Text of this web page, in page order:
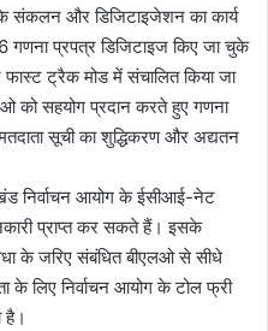
संकलन और डिजिटाइजेशन का कार्य
प्रपत्र डिजिटाइज किए जा चुके
ट्रैक मोड में संचालित किया जा
को सहयोग प्रदान करते हुए गणना
सूची का शुद्धिकरण और अद्यतन
निर्वाचन आयोग के ईसीआई-नेट
प्राप्त कर सकते हैं। इसके
के जरिए संबंधित बीएलओ से सीधे
के लिए निर्वाचन आयोग के टोल फ्री
है।